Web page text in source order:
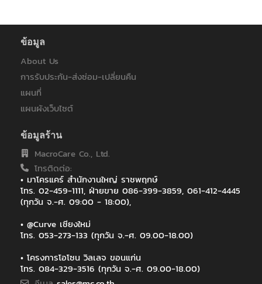
ข้อมูล
About Us
การรับประกัน-ส่งซ่อม-เปลี่ยนคืน
แผนที่
แผนผังเว็บไซต์
ข้อมูลร้าน
MacroCare Co., Ltd.
โทรติดต่อ:
• มาโครแคร์ สำนักงานใหญ่ ราชพฤกษ์
โทร. 02-459-1111, ฝ่ายขาย 086-399-3859, 061-412-4445
(ทุกวัน จ.-ศ. 09:00 - 18:00),
• @Curve เชียงใหม่
โทร. 053-273-133 (ทุกวัน จ.-ศ. 09.00-18.00)
• โครงการโอโซน วิลเลจ ขอนแก่น
โทร. 084-329-3516 (ทุกวัน จ.-ศ. 09.00-18.00)